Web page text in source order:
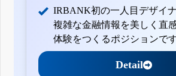
IRBANK初の一人目デザイナ
複雑な金融情報を美しく直
体験をつくるポジションです
Detail